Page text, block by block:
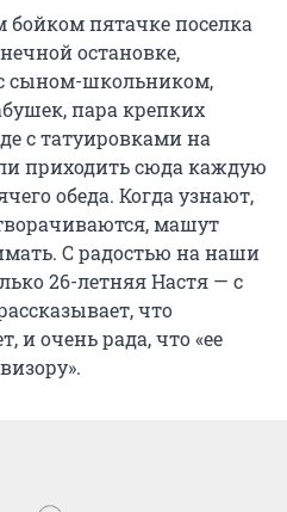
бойком пятачке поселка
остановке,
сыном-школьником,
пара крепких
с татуировками на
приходить сюда каждую
обеда. Когда узнают,
машут
С радостью на наши
26-летняя Настя — с
что
и очень рада, что «ее